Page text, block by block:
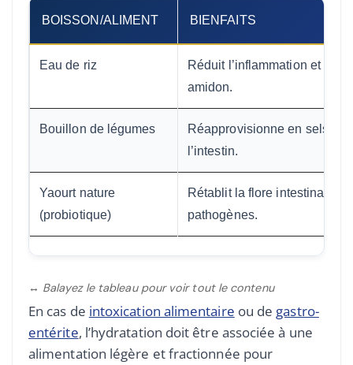
BOISSON/ALIMENT BIENFAITS
Eau de riz
Réduit l’inflammation et
amidon.
Bouillon de légumes
Réapprovisionne en sels
l’intestin.
Yaourt nature
(probiotique)
Rétablit la flore intestinale et
pathogènes.
↔ Balayez le tableau pour voir tout le contenu
En cas de intoxication alimentaire ou de gastro-
entérite, l’hydratation doit être associée à une
alimentation légère et fractionnée pour